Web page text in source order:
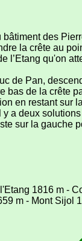
des
la crête au
l’Etang qu'on
de Pan,
bas de la crête
en restant sur
y a deux
sur la gauche
1816 m -
m - Mont Sijol